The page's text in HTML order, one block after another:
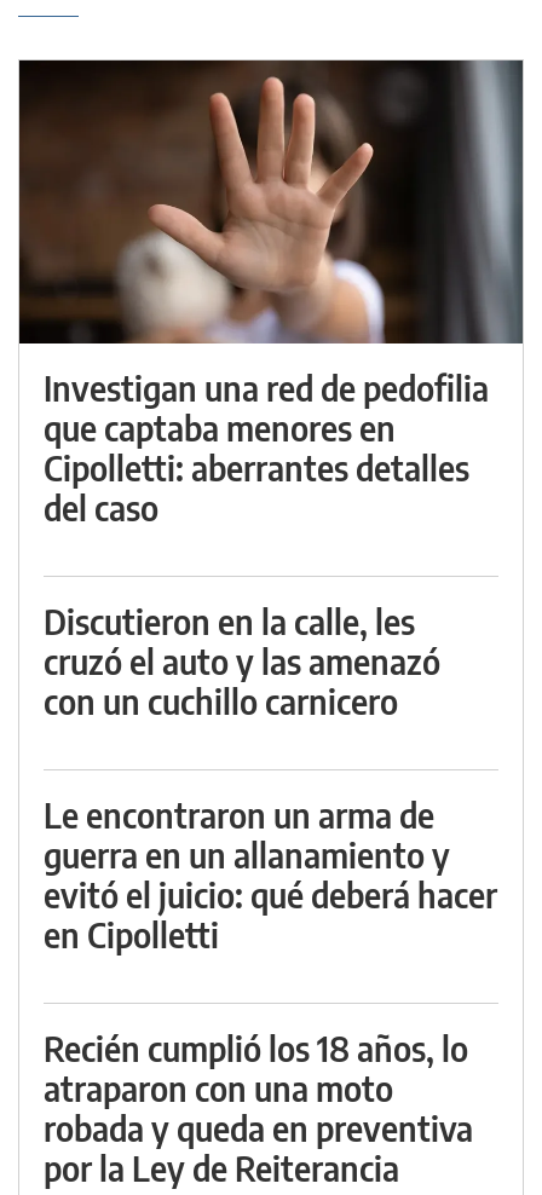
Investigan una red de pedofilia
que captaba menores en
Cipolletti: aberrantes detalles
del caso
Discutieron en la calle, les
cruzó el auto y las amenazó
con un cuchillo carnicero
Le encontraron un arma de
guerra en un allanamiento y
evitó el juicio: qué deberá hacer
en Cipolletti
Recién cumplió los 18 años, lo
atraparon con una moto
robada y queda en preventiva
por la Ley de Reiterancia